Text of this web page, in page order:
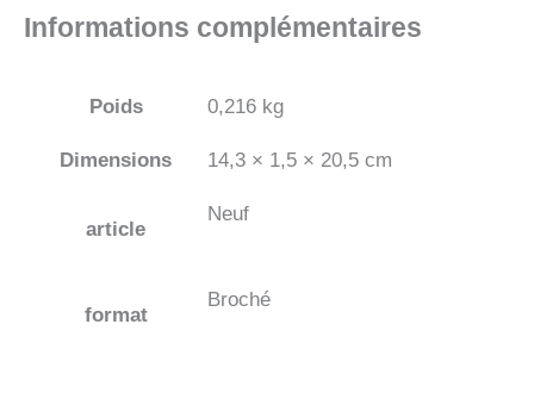
Informations complémentaires
Poids 0,216 kg
Dimensions 14,3 × 1,5 × 20,5 cm
article
Neuf
format
Broché